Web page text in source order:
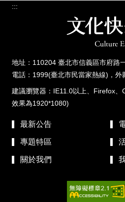
:::
地址：110204 臺北市信義區市府路
電話：1999(臺北市民當家熱線)，
建議瀏覽器：IE11.0以上、Firefox
效果為1920*1080)
最新公告
專題特區
關於我們